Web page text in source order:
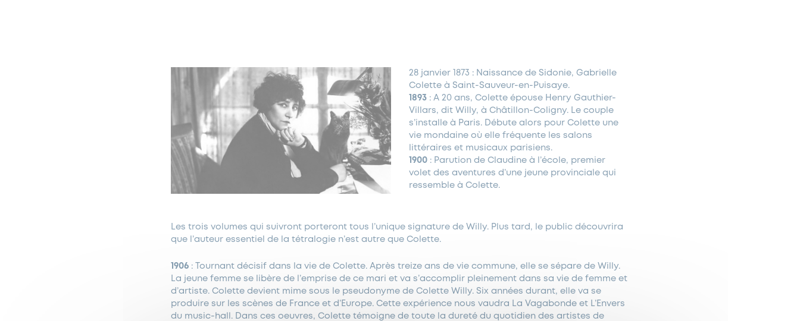
28 janvier 1873 : Naissance de Sidonie, Gabrielle
Colette à Saint-Sauveur-en-Puisaye.
1893: A 20 ans, Colette épouse Henry Gauthier-
Villars, dit Willy, à Châtillon-Coligny. Le couple
s’installe à Paris. Débute alors pour Colette une
vie mondaine où elle fréquente les salons
littéraires et musicaux parisiens.
1900: Parution de Claudine à l’école, premier
volet des aventures d’une jeune provinciale qui
ressemble à Colette.
Les trois volumes qui suivront porteront tous l’unique signature de Willy. Plus tard, le public découvrira
que l’auteur essentiel de la tétralogie n’est autre que Colette.
1906: Tournant décisif dans la vie de Colette. Après treize ans de vie commune, elle se sépare de Willy.
La jeune femme se libère de l’emprise de ce mari et va s’accomplir pleinement dans sa vie de femme et
d’artiste. Colette devient mime sous le pseudonyme de Colette Willy. Six années durant, elle va se
produire sur les scènes de France et d’Europe. Cette expérience nous vaudra La Vagabonde et L’Envers
du music-hall. Dans ces oeuvres, Colette témoigne de toute la dureté du quotidien des artistes de